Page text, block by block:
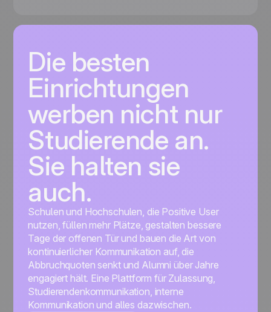
Die besten
Einrichtungen
werben nicht nur
Studierende an.
Sie halten sie
auch.
Schulen und Hochschulen, die Positive User
nutzen, füllen mehr Plätze, gestalten bessere
Tage der offenen Tür und bauen die Art von
kontinuierlicher Kommunikation auf, die
Abbruchquoten senkt und Alumni über Jahre
engagiert hält. Eine Plattform für Zulassung,
Studierendenkommunikation, interne
Kommunikation und alles dazwischen.